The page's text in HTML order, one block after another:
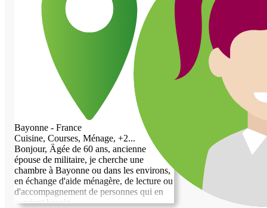
Bayonne - France
Cuisine, Courses, Ménage, +2...
Bonjour, Âgée de 60 ans, ancienne
épouse de militaire, je cherche une
chambre à Bayonne ou dans les environs,
en échange d'aide ménagère, de lecture ou
d'accompagnement de personnes qui en
auraient besoin.